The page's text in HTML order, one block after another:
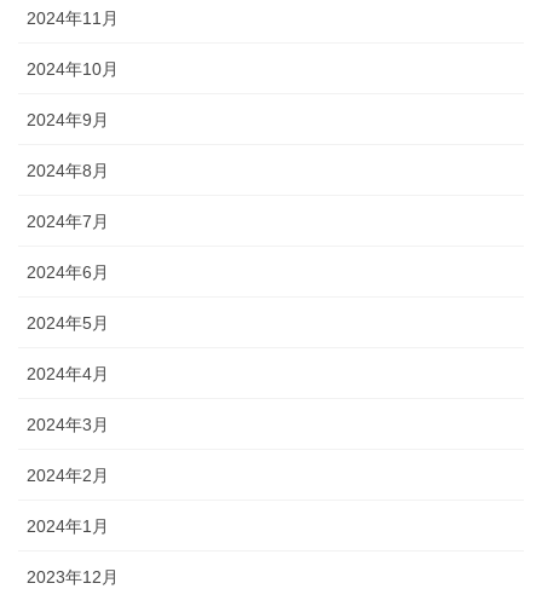
2024年11月
2024年10月
2024年9月
2024年8月
2024年7月
2024年6月
2024年5月
2024年4月
2024年3月
2024年2月
2024年1月
2023年12月